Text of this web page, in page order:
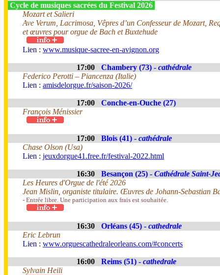
Cycle de musiques sacrées du Festival 2026
Mozart et Salieri
Ave Verum, Lacrimosa, Vêpres d’un Confesseur de Mozart,
et œuvres pour orgue de Bach et Buxtehude
Lien : www.musique-sacree-en-avignon.org
17:00 Chambery (73) - cathédrale
Federico Perotti – Piancenza (Italie)
Lien : amisdelorgue.fr/saison-2026/
17:00
Conche-en-Ouche (27)
François Ménissier
17:00 Blois (41) - cathédrale
Chase Olson (Usa)
Lien : jeuxdorgue41.free.fr/festival-2022.html
16:30 Besançon (25) - Cathédrale Saint-
Les Heures d'Orgue de l'été 2026
Jean Mislin, organiste titulaire. Œuvres de Johann-Sebastian
- Entrée libre. Une participation aux frais est souhaitée.
16:30 Orléans (45) - cathedrale
Eric Lebrun
Lien : www.orguescathedraleorleans.com/#concerts
16:00 Reims (51) - cathedrale
Sylvain Heili